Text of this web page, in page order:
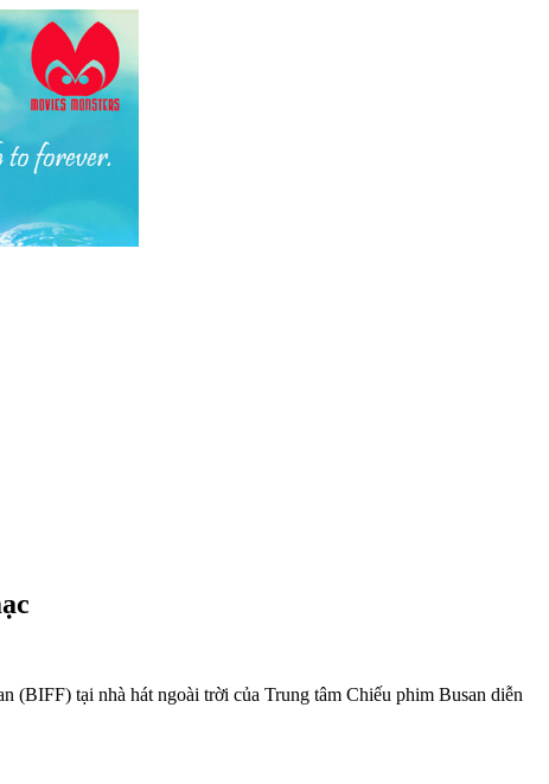
(BIFF) tại nhà hát ngoài trời của Trung tâm Chiếu phim Busan diễn